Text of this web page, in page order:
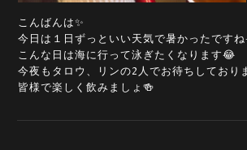
こんばんは✨
今日は１日ずっといい天気で暑かったです
こんな日は海に行って泳ぎたくなります😂
今夜もタロウ、リンの2人でお待ちしており
皆様で楽しく飲みましょ🍻